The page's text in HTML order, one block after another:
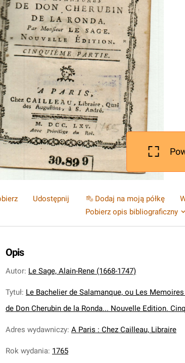
Udostępnij Dodaj na moją półkę
Pobierz opis bibliograficzny
Opis
Autor: Le Sage, Alain-Rene (1668-1747)
Tytuł: Le Bachelier de Salamanque, ou Les
de Don Cherubin de la Ronda... Nouvelle Edition.
Adres wydawniczy: A Paris : Chez Cailleau, Libraire
Rok wydania: 1765